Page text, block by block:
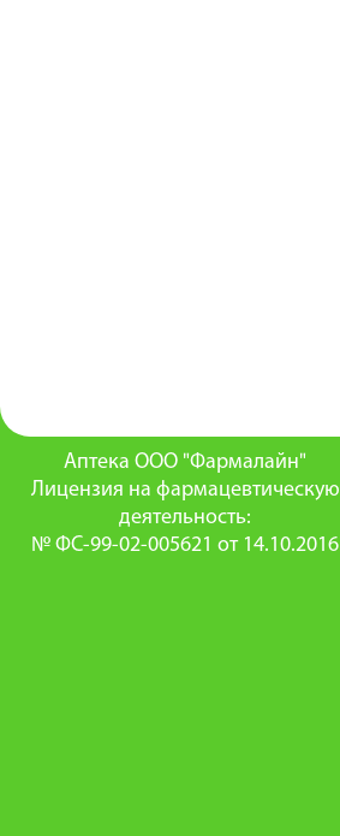
Аптека ООО "Фармалайн"
Лицензия на фармацевтическую
деятельность:
№ ФС-99-02-005621 от 14.10.2016